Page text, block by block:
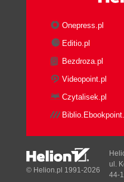
Onepress.pl
Editio.pl
Bezdroza.pl
Videopoint.pl
Czytalisek.pl
© Helion.pl 1991-2026
ul.
44-